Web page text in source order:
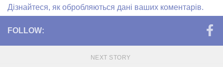
Дізнайтеся, як обробляються дані ваших коментарів.
FOLLOW:
NEXT STORY